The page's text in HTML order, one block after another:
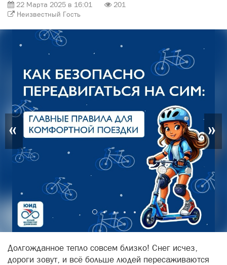
22 Марта 2025 в 16:01
201
Неизвестный Гость
« »
Долгожданное тепло совсем близко! Снег исчез,
дороги зовут, и всё больше людей пересаживаются